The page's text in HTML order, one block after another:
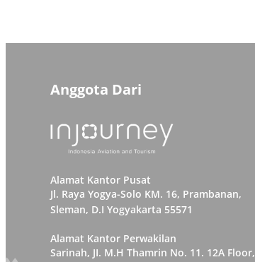
Anggota Dari
Alamat Kantor Pusat
Jl. Raya Yogya-Solo KM. 16, Prambanan,
Sleman, D.I Yogyakarta 55571
Alamat Kantor Perwakilan
Sarinah, JI. M.H Thamrin No. 11. 12A Floor,